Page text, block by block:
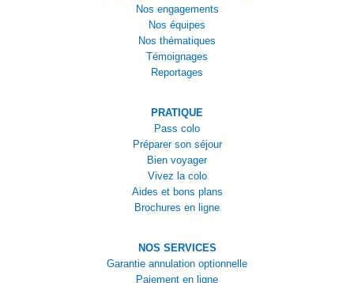
Nos engagements
Nos équipes
Nos thématiques
Témoignages
Reportages
PRATIQUE
Pass colo
Préparer son séjour
Bien voyager
Vivez la colo
Aides et bons plans
Brochures en ligne
NOS SERVICES
Garantie annulation optionnelle
Paiement en ligne